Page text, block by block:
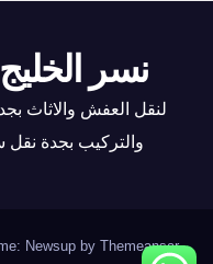
نسر
لنقل العفش والاثاث
والتركيب بجدة
Newsup by Themeansar